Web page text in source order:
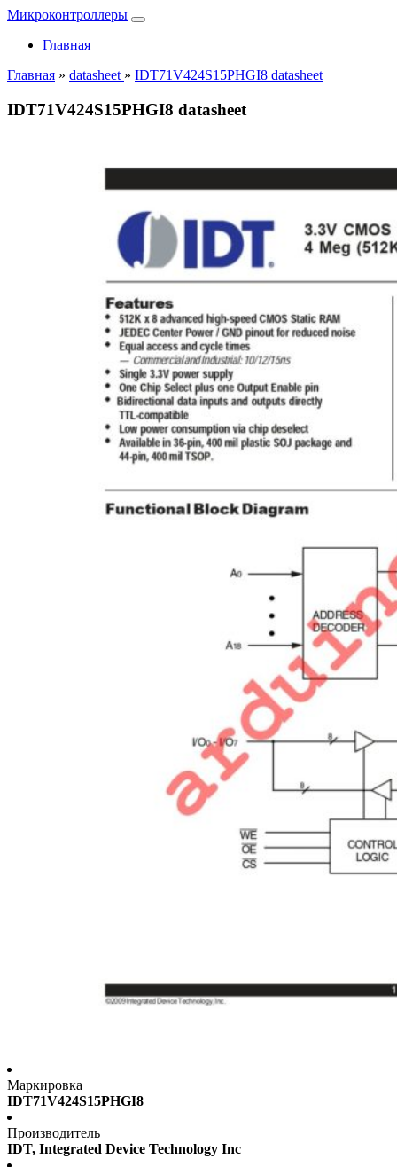
Микроконтроллеры
Главная
Главная » datasheet » IDT71V424S15PHGI8 datasheet
IDT71V424S15PHGI8 datasheet
Маркировка
IDT71V424S15PHGI8
Производитель
IDT, Integrated Device Technology Inc